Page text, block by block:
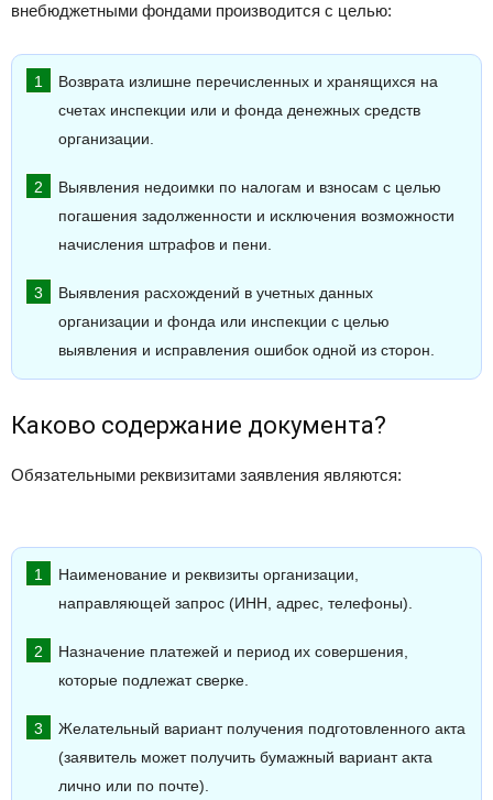
внебюджетными фондами производится с целью:
Возврата излишне перечисленных и хранящихся на
счетах инспекции или и фонда денежных средств
организации.
Выявления недоимки по налогам и взносам с целью
погашения задолженности и исключения возможности
начисления штрафов и пени.
Выявления расхождений в учетных данных
организации и фонда или инспекции с целью
выявления и исправления ошибок одной из сторон.
Каково содержание документа?
Обязательными реквизитами заявления являются:
Наименование и реквизиты организации,
направляющей запрос (ИНН, адрес, телефоны).
Назначение платежей и период их совершения,
которые подлежат сверке.
Желательный вариант получения подготовленного акта
(заявитель может получить бумажный вариант акта
лично или по почте).